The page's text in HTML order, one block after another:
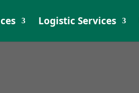
Logistic Services